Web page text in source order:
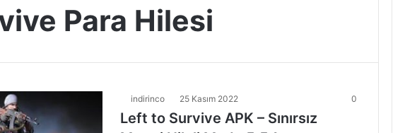
Para Hilesi
indirinco 25 Kasım 2022 0
Left to Survive APK – Sınırsız